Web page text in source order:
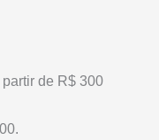
partir de R$ 300